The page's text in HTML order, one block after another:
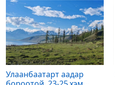
Улаанбаатарт аадар